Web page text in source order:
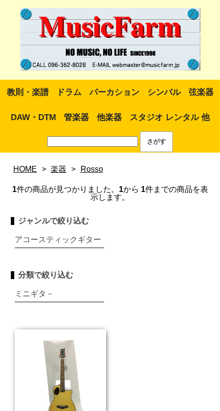
教則・楽譜 ドラム パーカション シンバル 弦楽器
DAW・DTM 管楽器 他楽器 スタジオ レンタル 他
HOME > 楽器 > Rosso
1件の商品が見つかりました。 1から 1件までの商品を表
示します。
ジャンルで絞り込む
アコースティックギター
分類で絞り込む
ミニギタ－